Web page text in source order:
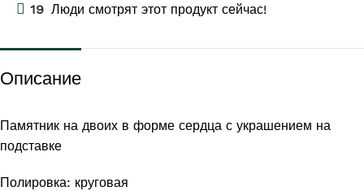
19 Люди смотрят этот продукт сейчас!
Описание
Памятник на двоих в форме сердца с украшением на
подставке
Полировка: круговая